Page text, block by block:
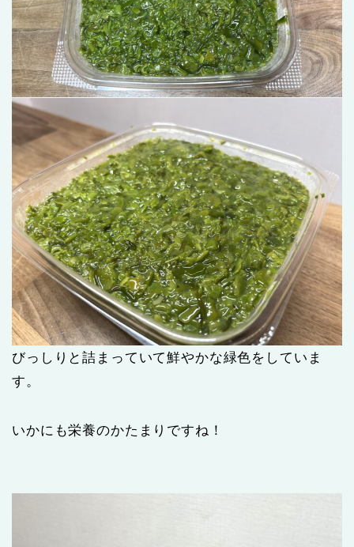
びっしりと詰まっていて鮮やかな緑色をしていま
す。
いかにも栄養のかたまりですね！